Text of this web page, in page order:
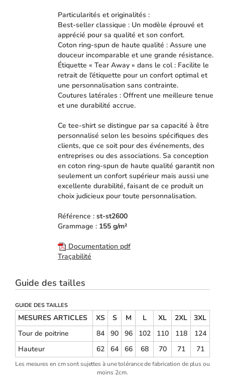
Particularités et originalités :
Best-seller classique : Un modèle éprouvé et
apprécié pour sa qualité et son confort.
Coton ring-spun de haute qualité : Assure une
douceur incomparable et une grande résistance.
Étiquette « Tear Away » dans le col : Facilite le
retrait de l’étiquette pour un confort optimal et
une personnalisation sans contrainte.
Coutures latérales : Offrent une meilleure tenue
et une durabilité accrue.
Ce tee-shirt se distingue par sa capacité à être
personnalisé selon les besoins spécifiques des
clients, que ce soit pour des événements, des
entreprises ou des associations. Sa conception
en coton ring-spun de haute qualité garantit non
seulement un confort supérieur mais aussi une
excellente durabilité, faisant de ce produit un
choix judicieux pour toute personnalisation.
Référence : st-st2600
Grammage : 155 g/m²
Documentation pdf
Traçabilité
Guide des tailles
GUIDE DES TAILLES
MESURES ARTICLES XS S M L XL 2XL
3XL
Tour de poitrine
84 90 96 102 110 118
124
Hauteur
62 64 66 68 70 71 71
Les mesures en cm sont sujettes à une tolérance de fabrication de plus ou
moins 2cm.